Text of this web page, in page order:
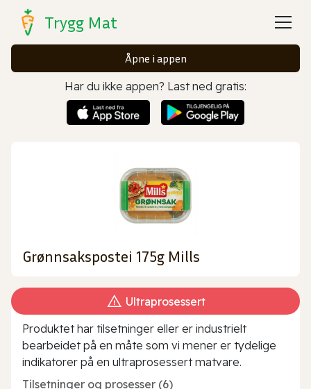
Trygg Mat
Åpne i appen
Har du ikke appen? Last ned gratis:
Grønnsakspostei 175g Mills
Ultraprosessert
Produktet har tilsetninger eller er industrielt
bearbeidet på en måte som vi mener er tydelige
indikatorer på en ultraprosessert matvare.
Tilsetninger og prosesser (6)